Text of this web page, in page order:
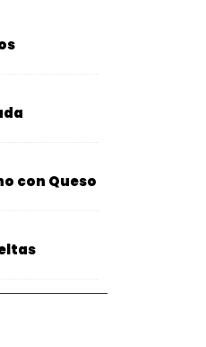
con Queso